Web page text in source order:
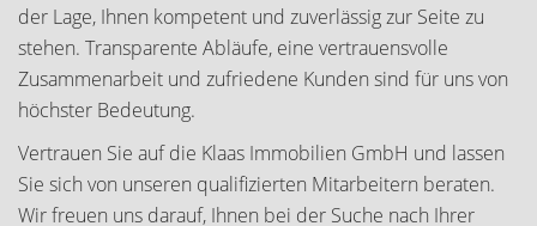
der Lage, Ihnen kompetent und zuverlässig zur Seite zu
stehen. Transparente Abläufe, eine vertrauensvolle
Zusammenarbeit und zufriedene Kunden sind für uns von
höchster Bedeutung.
Vertrauen Sie auf die Klaas Immobilien GmbH und lassen
Sie sich von unseren qualifizierten Mitarbeitern beraten.
Wir freuen uns darauf, Ihnen bei der Suche nach Ihrer